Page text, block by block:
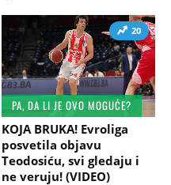
20
PA, DA LI JE OVO MOGUĆE?
KOJA BRUKA! Evroliga
posvetila objavu
Teodosiću, svi gledaju i
ne veruju! (VIDEO)